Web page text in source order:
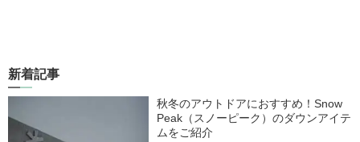
新着記事
秋冬のアウトドアにおすすめ！Snow
Peak（スノーピーク）のダウンアイテ
ムをご紹介